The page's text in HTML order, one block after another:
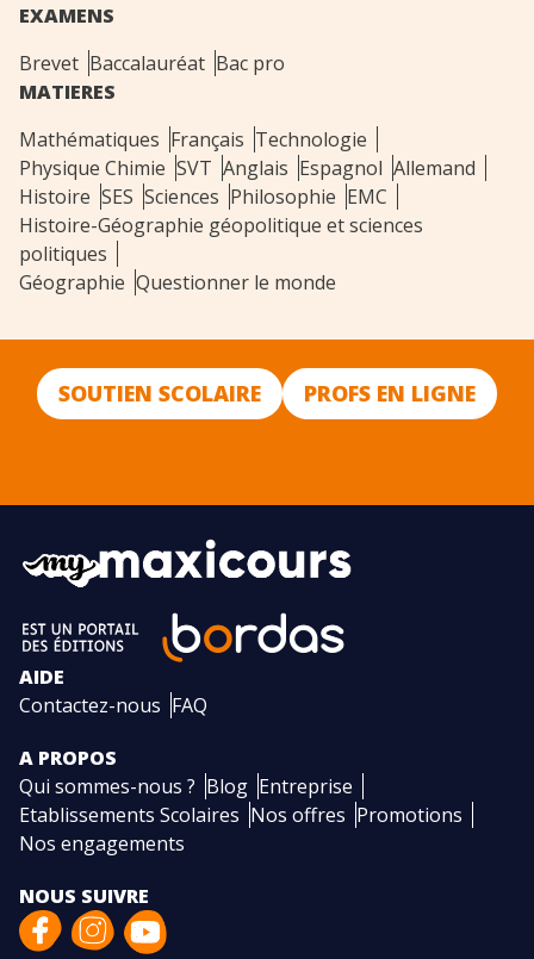
EXAMENS
Brevet Baccalauréat Bac pro
MATIERES
Mathématiques Français Technologie
Physique Chimie SVT Anglais Espagnol Allemand
Histoire SES Sciences Philosophie EMC
Histoire-Géographie géopolitique et sciences
politiques
Géographie Questionner le monde
SOUTIEN SCOLAIRE PROFS EN LIGNE
AIDE
Contactez-nous FAQ
A PROPOS
Qui sommes-nous ? Blog Entreprise
Etablissements Scolaires Nos offres Promotions
Nos engagements
NOUS SUIVRE